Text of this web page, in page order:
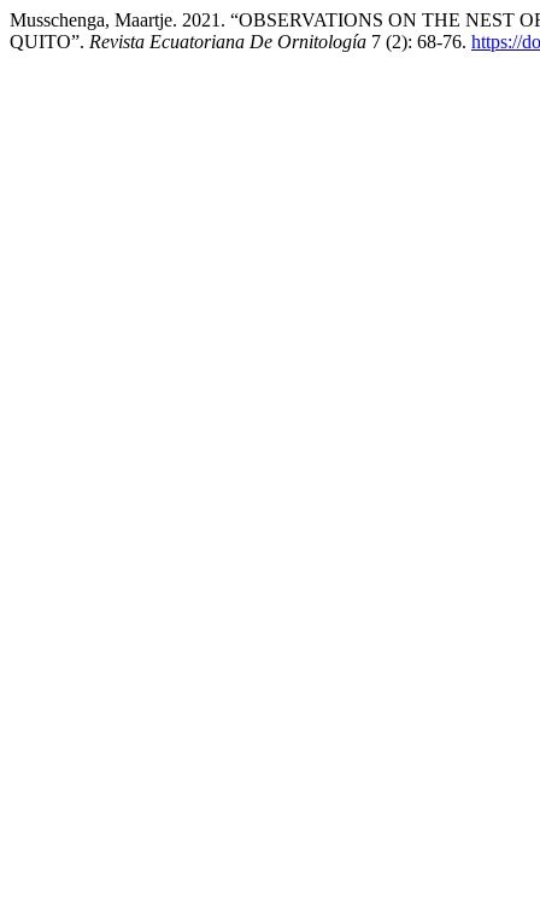
Musschenga, Maartje. 2021. “OBSERVATIONS ON THE
QUITO”. Revista Ecuatoriana De Ornitología 7 (2): 68-76. https://